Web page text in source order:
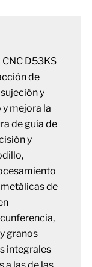
D53KS
de
y
mejora la
de guía de
y
de
granos
integrales
a las de las